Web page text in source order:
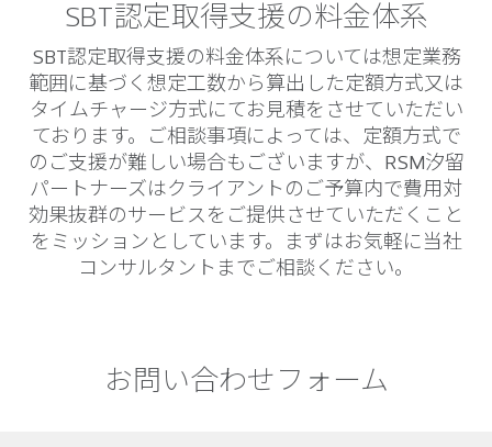
SBT認定取得支援の料金体系
SBT認定取得支援の料金体系については想定業務
範囲に基づく想定工数から算出した定額方式又は
タイムチャージ方式にてお見積をさせていただい
ております。ご相談事項によっては、定額方式で
のご支援が難しい場合もございますが、RSM汐留
パートナーズはクライアントのご予算内で費用対
効果抜群のサービスをご提供させていただくこと
をミッションとしています。まずはお気軽に当社
コンサルタントまでご相談ください。
お問い合わせフォーム